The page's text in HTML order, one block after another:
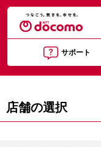
サポート
店舗の選択